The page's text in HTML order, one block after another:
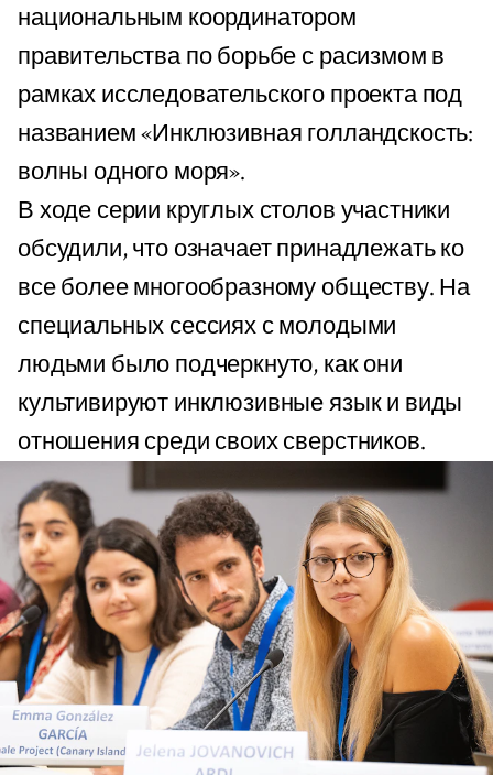
национальным координатором
правительства по борьбе с расизмом в
рамках исследовательского проекта под
названием «Инклюзивная голландскость:
волны одного моря».
В ходе серии круглых столов участники
обсудили, что означает принадлежать ко
все более многообразному обществу. На
специальных сессиях с молодыми
людьми было подчеркнуто, как они
культивируют инклюзивные язык и виды
отношения среди своих сверстников.